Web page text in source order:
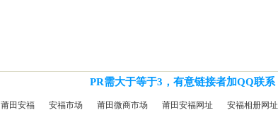
PR需大于等于3，有意链接者加QQ联系
莆田安福 安福市场 莆田微商市场 莆田安福网址 安福相册网址